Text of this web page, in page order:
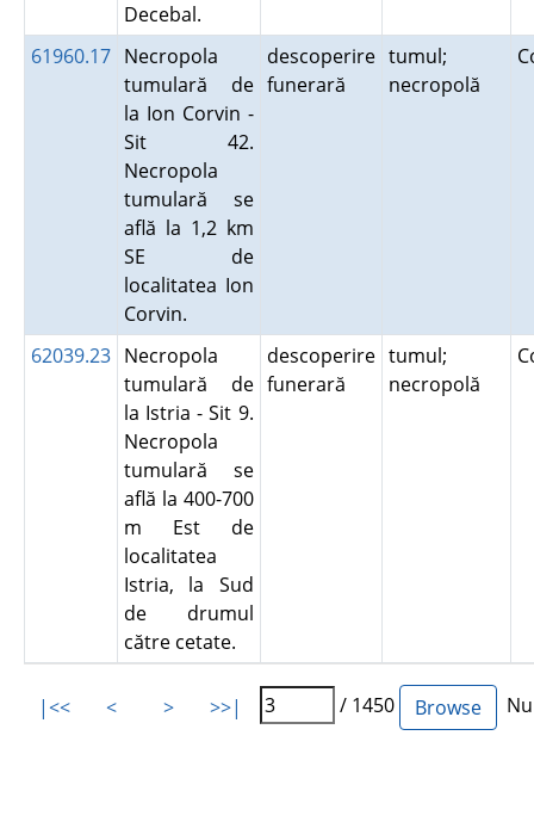
Decebal.
61960.17 Necropola
tumulară de
la Ion Corvin -
Sit 42.
Necropola
tumulară se
află la 1,2 km
SE de
localitatea Ion
Corvin.
descoperire
funerară
tumul;
necropolă
62039.23 Necropola
tumulară de
la Istria - Sit 9.
Necropola
tumulară se
află la 400-700
m Est de
localitatea
Istria, la Sud
de drumul
către cetate.
descoperire
funerară
tumul;
necropolă
|<< < > >>| / 1450